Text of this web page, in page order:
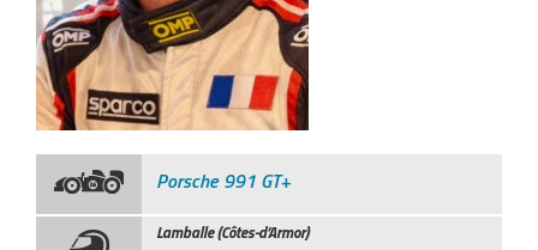
Porsche 991 GT+
Lamballe (Côtes-d’Armor)